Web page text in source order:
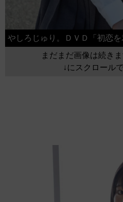
やしろじゅり。ＤＶＤ「初恋
まだまだ画像は続き
↓にスクロール